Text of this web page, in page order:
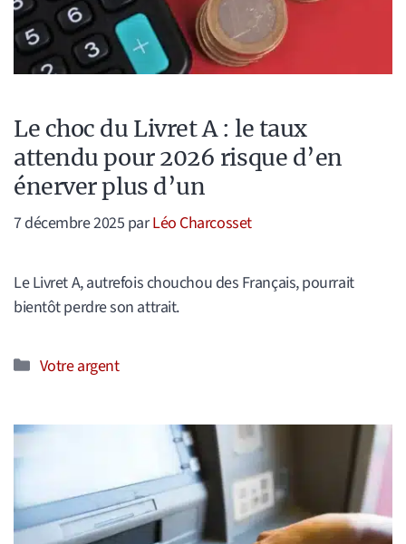
Le choc du Livret A : le taux
attendu pour 2026 risque d’en
énerver plus d’un
7 décembre 2025 parLéo Charcosset
Le Livret A, autrefois chouchou des Français, pourrait
bientôt perdre son attrait.
Catégories
Votre argent